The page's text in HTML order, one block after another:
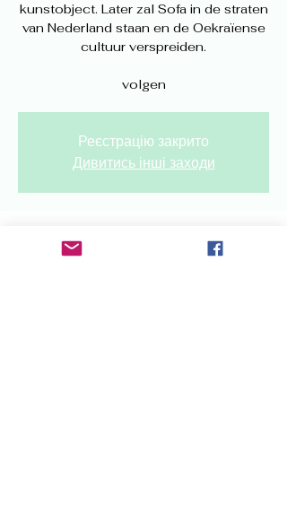
kunstobject. Later zal Sofa in de straten
van Nederland staan en de Oekraïense
cultuur verspreiden.
volgen
Реєстрацію закрито
Дивитись інші заходи
Tijd en locatie